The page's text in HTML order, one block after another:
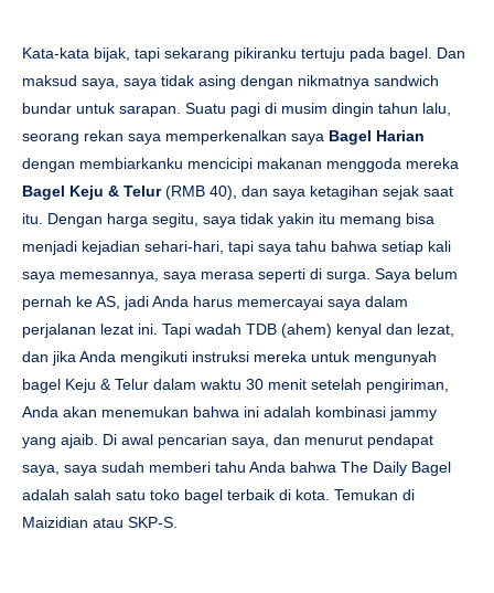
Kata-kata bijak, tapi sekarang pikiranku tertuju pada bagel. Dan
maksud saya, saya tidak asing dengan nikmatnya sandwich
bundar untuk sarapan. Suatu pagi di musim dingin tahun lalu,
seorang rekan saya memperkenalkan saya Bagel Harian
dengan membiarkanku mencicipi makanan menggoda mereka
Bagel Keju & ​​Telur(RMB 40), dan saya ketagihan sejak saat
itu. Dengan harga segitu, saya tidak yakin itu memang bisa
menjadi kejadian sehari-hari, tapi saya tahu bahwa setiap kali
saya memesannya, saya merasa seperti di surga. Saya belum
pernah ke AS, jadi Anda harus memercayai saya dalam
perjalanan lezat ini. Tapi wadah TDB (ahem) kenyal dan lezat,
dan jika Anda mengikuti instruksi mereka untuk mengunyah
bagel Keju & ​​Telur dalam waktu 30 menit setelah pengiriman,
Anda akan menemukan bahwa ini adalah kombinasi jammy
yang ajaib. Di awal pencarian saya, dan menurut pendapat
saya, saya sudah memberi tahu Anda bahwa The Daily Bagel
adalah salah satu toko bagel terbaik di kota. Temukan di
Maizidian atau SKP-S.